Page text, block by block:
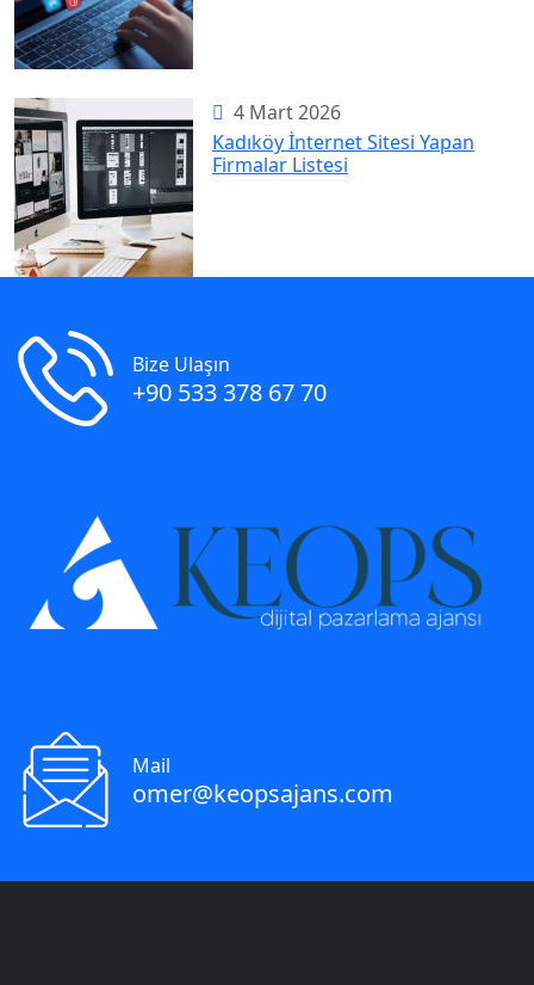
4 Mart 2026
Kadıköy İnternet Sitesi Yapan
Firmalar Listesi
Bize Ulaşın
+90 533 378 67 70
Mail
omer@keopsajans.com